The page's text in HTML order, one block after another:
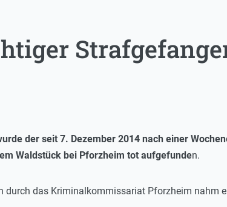
der seit 7. Dezember 2014 nach einer
Waldstück bei Pforzheim tot aufgefunden.
durch das Kriminalkommissariat Pforzheim nahm